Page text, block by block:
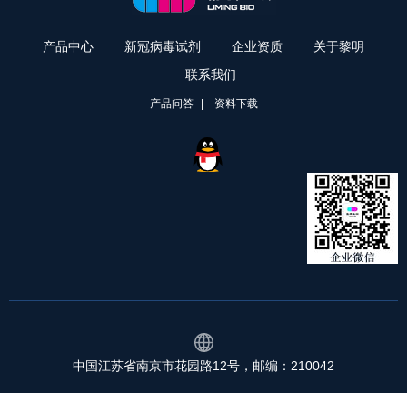
产品中心 新冠病毒试剂 企业资质
关于黎明
联系我们
产品问答 资料下载
中国江苏省南京市花园路12号，邮编：210042